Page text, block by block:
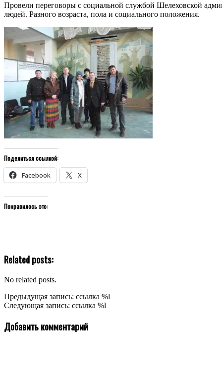
Провели переговоры с социальной службой Шелеховской
людей. Разного возраста, пола и социального положения.
Поделиться ссылкой:
Facebook X
Понравилось это:
Related posts:
No related posts.
2019-
06-
Предыдущая запись: ссылка %l
Следующая запись: ссылка %l
Добавить комментарий